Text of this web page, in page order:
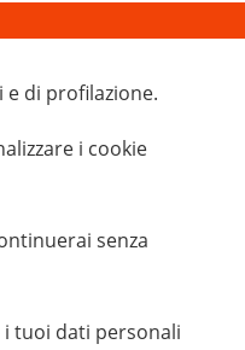
e di profilazione.
i cookie
senza
i tuoi dati personali